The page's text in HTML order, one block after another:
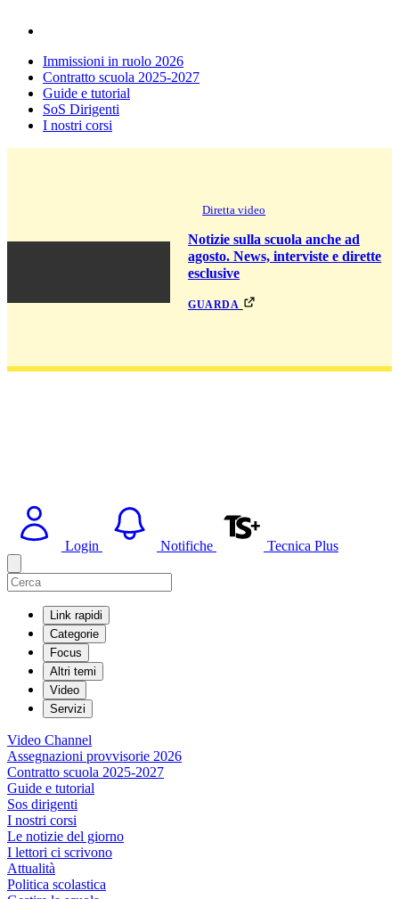
Immissioni in ruolo 2026
Contratto scuola 2025-2027
Guide e tutorial
SoS Dirigenti
I nostri corsi
Diretta video
Notizie sulla scuola anche ad
agosto. News, interviste e dirette
esclusive
guarda
Login Notifiche Tecnica Plus
Link rapidi
Categorie
Focus
Altri temi
Video
Servizi
Video Channel
Assegnazioni provvisorie 2026
Contratto scuola 2025-2027
Guide e tutorial
Sos dirigenti
I nostri corsi
Le notizie del giorno
I lettori ci scrivono
Attualità
Politica scolastica